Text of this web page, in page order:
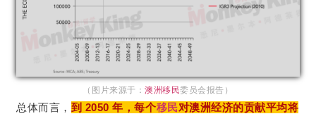
（图片来源于：澳洲移民委员会报告）
总体而言， 到 2050 年，每个移民对澳洲经济的贡献平均将